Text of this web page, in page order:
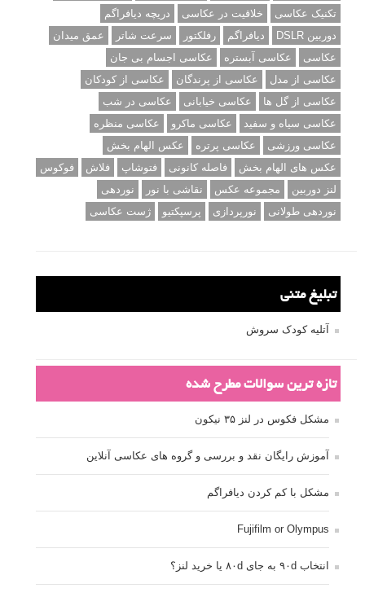
تکنیک عکاسی
خلاقیت در عکاسی
دریچه دیافراگم
دوربین DSLR
دیافراگم رفلکتور سرعت شاتر
عمق میدان
عکاسی
عکاسی آبستره
عکاسی اجسام بی جان
عکاسی از مدل
عکاسی از پرندگان
عکاسی از کودکان
عکاسی از گل ها
عکاسی خیابانی
عکاسی در شب
عکاسی سیاه و سفید
عکاسی ماکرو
عکاسی منظره
عکاسی ورزشی
عکاسی پرتره
عکس الهام بخش
عکس های الهام بخش
فاصله کانونی فتوشاپ فلاش
فوکوس
لنز دوربین
مجموعه عکس نقاشی با نور
نوردهی
نوردهی طولانی
نورپردازی پرسپکتیو ژست عکاسی
تبلیغ متنی
آتلیه کودک سروش
تازه ترین سوالات مطرح شده
مشکل فکوس در لنز ۳۵ نیکون
آموزش رایگان نقد و بررسی و گروه های عکاسی آنلاین
مشکل با کم کردن دیافراگم
Fujifilm or Olympus
انتخاب ۹۰d به جای ۸۰d یا خرید لنز؟